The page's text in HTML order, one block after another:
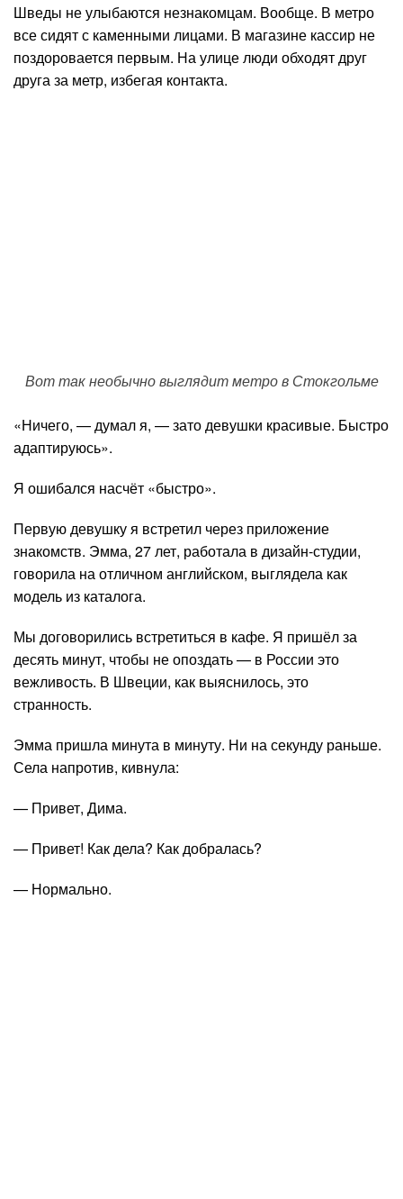
Шведы не улыбаются незнакомцам. Вообще. В метро
все сидят с каменными лицами. В магазине кассир не
поздоровается первым. На улице люди обходят друг
друга за метр, избегая контакта.
Вот так необычно выглядит метро в Стокгольме
«Ничего, — думал я, — зато девушки красивые. Быстро
адаптируюсь».
Я ошибался насчёт «быстро».
Первую девушку я встретил через приложение
знакомств. Эмма, 27 лет, работала в дизайн-студии,
говорила на отличном английском, выглядела как
модель из каталога.
Мы договорились встретиться в кафе. Я пришёл за
десять минут, чтобы не опоздать — в России это
вежливость. В Швеции, как выяснилось, это
странность.
Эмма пришла минута в минуту. Ни на секунду раньше.
Села напротив, кивнула:
— Привет, Дима.
— Привет! Как дела? Как добралась?
— Нормально.